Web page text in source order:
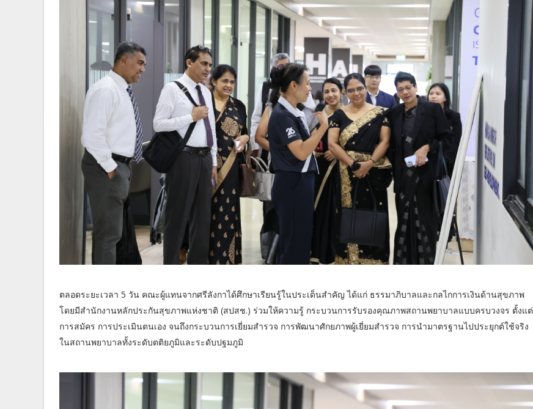
ตลอดระยะเวลา 5 วัน คณะผู้แทนจากศรีลังกาได้ศึกษาเรียนรู้ในประเด็นสำคัญ ได้แก่ ธรรมาภิบาลและกลไกการเงินด้านสุขภาพ
โดยมีสำนักงานหลักประกันสุขภาพแห่งชาติ (สปสช.) ร่วมให้ความรู้ กระบวนการรับรองคุณภาพสถานพยาบาลแบบครบวงจร ตั้งแต่
การสมัคร การประเมินตนเอง จนถึงกระบวนการเยี่ยมสำรวจ การพัฒนาศักยภาพผู้เยี่ยมสำรวจ การนำมาตรฐานไปประยุกต์ใช้จริง
ในสถานพยาบาลทั้งระดับตติยภูมิและระดับปฐมภูมิ